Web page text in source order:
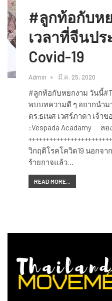
#ลูกท้อกับห
เวลาที่จีนป
Covid-19
Admin มี.ค. 25, 2020
#ลูกท้อกับหยกงาม วันนี้​
พบบทความ​ดี​ ๆ​ อยากนำ
ดร.ธเนศ เวศร์ภาดา เจ้าข
:Vespada Acadamy ลอ
วิกฤติโรคโควิด19 นอกจา
ร้ายกาจแล้ว…
READ MORE...